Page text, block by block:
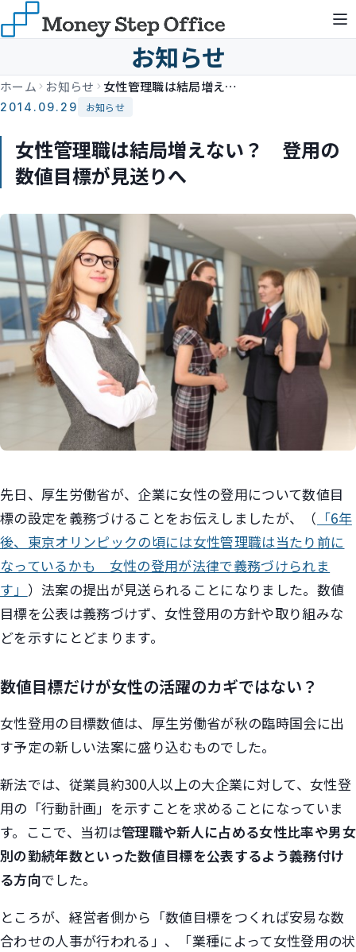
お知らせ
ホーム お知らせ 女性管理職は結局増えない？ 登用の数値目標が見送りへ
2014.09.29 お知らせ
女性管理職は結局増えない？ 登用の
数値目標が見送りへ
先日、厚生労働省が、企業に女性の登用について数値目
標の設定を義務づけることをお伝えしましたが、（ 「6年
後、東京オリンピックの頃には女性管理職は当たり前に
なっているかも 女性の登用が法律で義務づけられま
す」 ）法案の提出が見送られることになりました。数値
目標を公表は義務づけず、女性登用の方針や取り組みな
どを示すにとどまります。
数値目標だけが女性の活躍のカギではない？
女性登用の目標数値は、厚生労働省が秋の臨時国会に出
す予定の新しい法案に盛り込むものでした。
新法では、従業員約300人以上の大企業に対して、女性登
用の「行動計画」を示すことを求めることになっていま
す。ここで、当初は管理職や新人に占める女性比率や男女
別の勤続年数といった数値目標を公表するよう義務付け
る方向でした。
ところが、経営者側から「数値目標をつくれば安易な数
合わせの人事が行われる」、「業種によって女性登用の状